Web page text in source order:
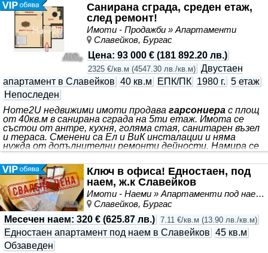
Санирана сграда, среден етаж,
след ремонт!
Имоти - Продажби » Апартаменти
Славейков, Бургас
Цена: 93 000 € (181 892.20 лв.)
2325 €/кв.м (4547.30 лв./кв.м) Двустаен
апартамент в Славейков 40 кв.м ЕПК/ПК 1980 г. 5 етаж
Непоследен
Home2U недвижими имоти продава гарсониера с площ
от 40кв.м в санирана сграда на 5ти етаж. Имота се
състои от антре, кухня, голяма стая, санитарен възел
и тераса. Сменени са Ел и ВиК инсталации и няма
нужда от допълнителни ремонти дейности. Намира се
в близост до парка, детски площадки, детска градина,
училище, МОЛ, ресторанти, множество магазини и
спирки на градски транспорт! За повече информация и
огледи се обадете на посочените телефони и
цитирайте код: 144411
Ключ в офиса! Едностаен, под
наем, ж.к Славейков
Имоти - Наеми » Апартаменти под наем
Славейков, Бургас
Месечен наем: 320 € (625.87 лв.) 7.11 €/кв.м (13.90 лв./кв.м)
Едностаен апартамент под наем в Славейков 45 кв.м
Обзаведен